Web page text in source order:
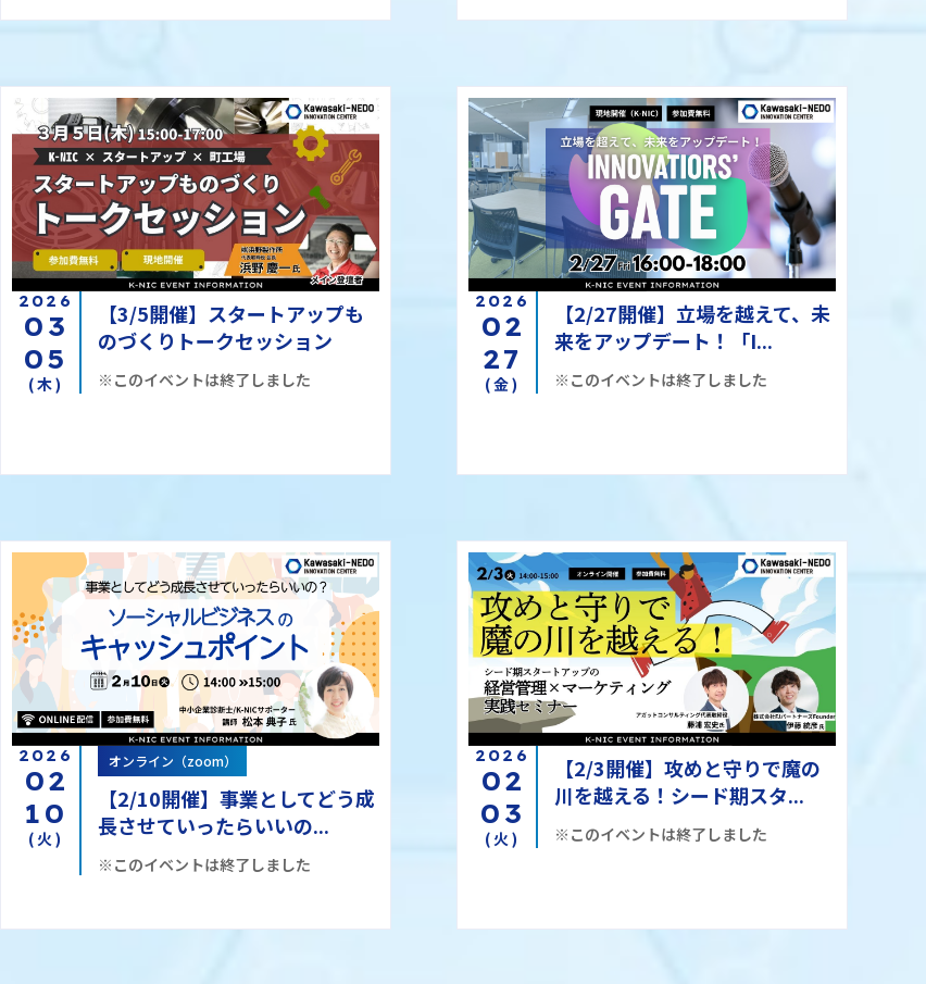
2026
03
05
(木)
【3/5開催】スタートアップも
のづくりトークセッション
※このイベントは終了しました
2026
02
27
(金)
【2/27開催】立場を越えて、未
来をアップデート！「I...
※このイベントは終了しました
2026
02
10
(火)
オンライン（zoom）
【2/10開催】事業としてどう成
長させていったらいいの...
※このイベントは終了しました
2026
02
03
(火)
【2/3開催】攻めと守りで魔の
川を越える！シード期スタ...
※このイベントは終了しました